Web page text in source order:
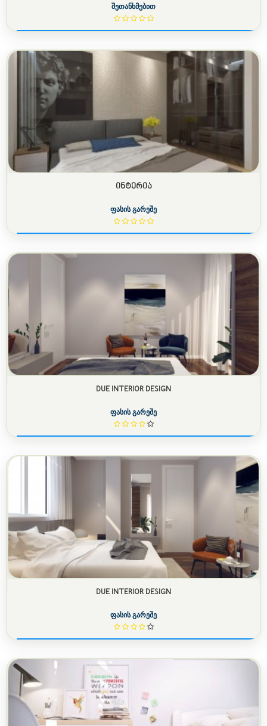
შეთანხმებით
ᲘᲜᲢᲔᲠᲘᲐ
ფასის გარეშე
DUE INTERIOR DESIGN
ფასის გარეშე
DUE INTERIOR DESIGN
ფასის გარეშე